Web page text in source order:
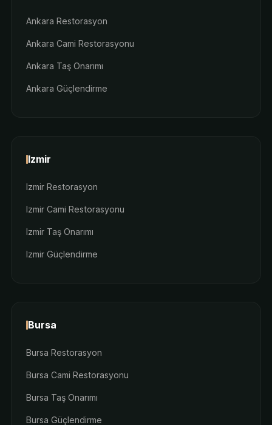
Ankara Restorasyon
Ankara Cami Restorasyonu
Ankara Taş Onarımı
Ankara Güçlendirme
Izmir
Izmir Restorasyon
Izmir Cami Restorasyonu
Izmir Taş Onarımı
Izmir Güçlendirme
Bursa
Bursa Restorasyon
Bursa Cami Restorasyonu
Bursa Taş Onarımı
Bursa Güçlendirme